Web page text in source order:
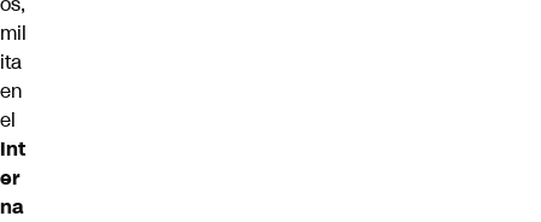
mil
ita
en
el
Int
er
na